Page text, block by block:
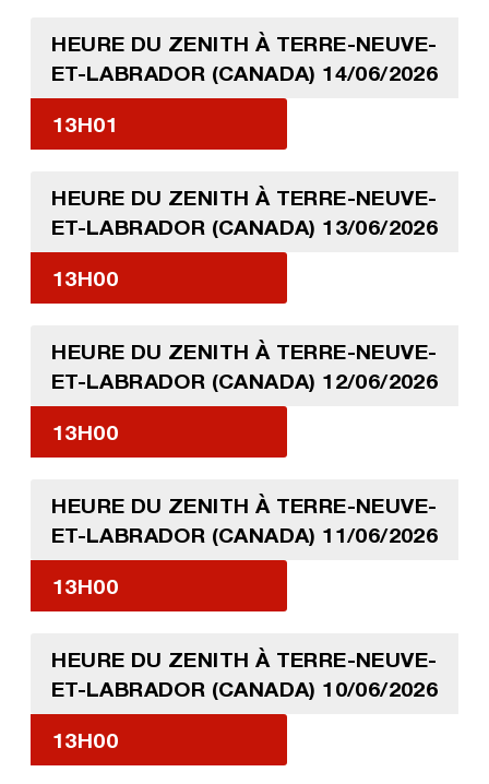
HEURE DU ZENITH À TERRE-NEUVE-
ET-LABRADOR (CANADA) 14/06/2026
13H01
HEURE DU ZENITH À TERRE-NEUVE-
ET-LABRADOR (CANADA) 13/06/2026
13H00
HEURE DU ZENITH À TERRE-NEUVE-
ET-LABRADOR (CANADA) 12/06/2026
13H00
HEURE DU ZENITH À TERRE-NEUVE-
ET-LABRADOR (CANADA) 11/06/2026
13H00
HEURE DU ZENITH À TERRE-NEUVE-
ET-LABRADOR (CANADA) 10/06/2026
13H00